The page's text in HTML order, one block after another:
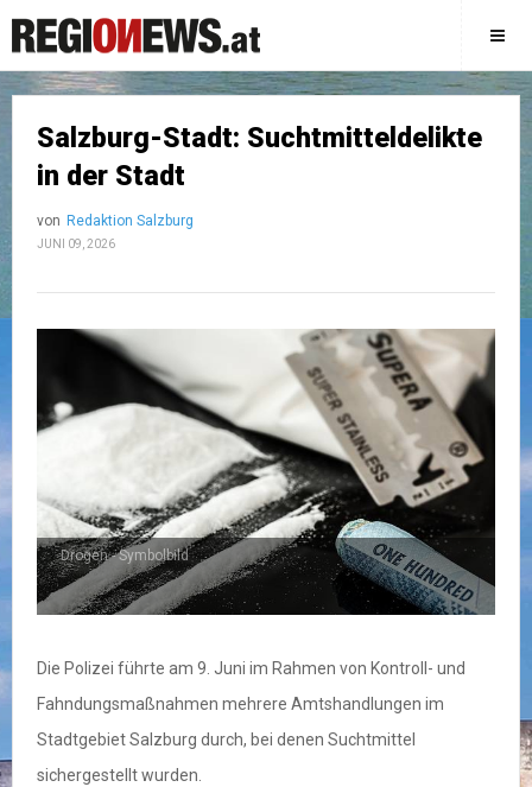
Salzburg-Stadt: Suchtmitteldelikte
in der Stadt
von Redaktion Salzburg
JUNI 09, 2026
Drogen - Symbolbild
Die Polizei führte am 9. Juni im Rahmen von Kontroll- und
Fahndungsmaßnahmen mehrere Amtshandlungen im
Stadtgebiet Salzburg durch, bei denen Suchtmittel
sichergestellt wurden.